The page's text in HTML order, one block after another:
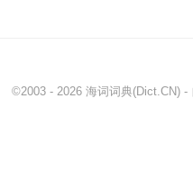
©2003 - 2026 海词词典(Dict.CN) -